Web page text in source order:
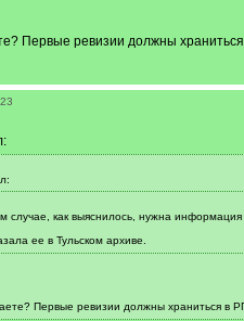
Первые ревизии должны
случае, как выяснилось, нужна информация
ее в Тульском архиве.
Первые ревизии должны храниться в